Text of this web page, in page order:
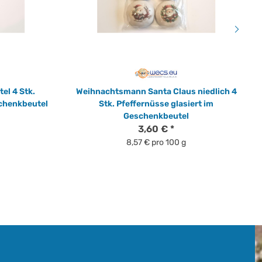
4 Stk.
Weihnachtsmann Santa Claus niedlich 4
Stk. Pfeffernüsse glasiert im
Geschenkbeutel
3,60 € *
8,57 € pro 100 g